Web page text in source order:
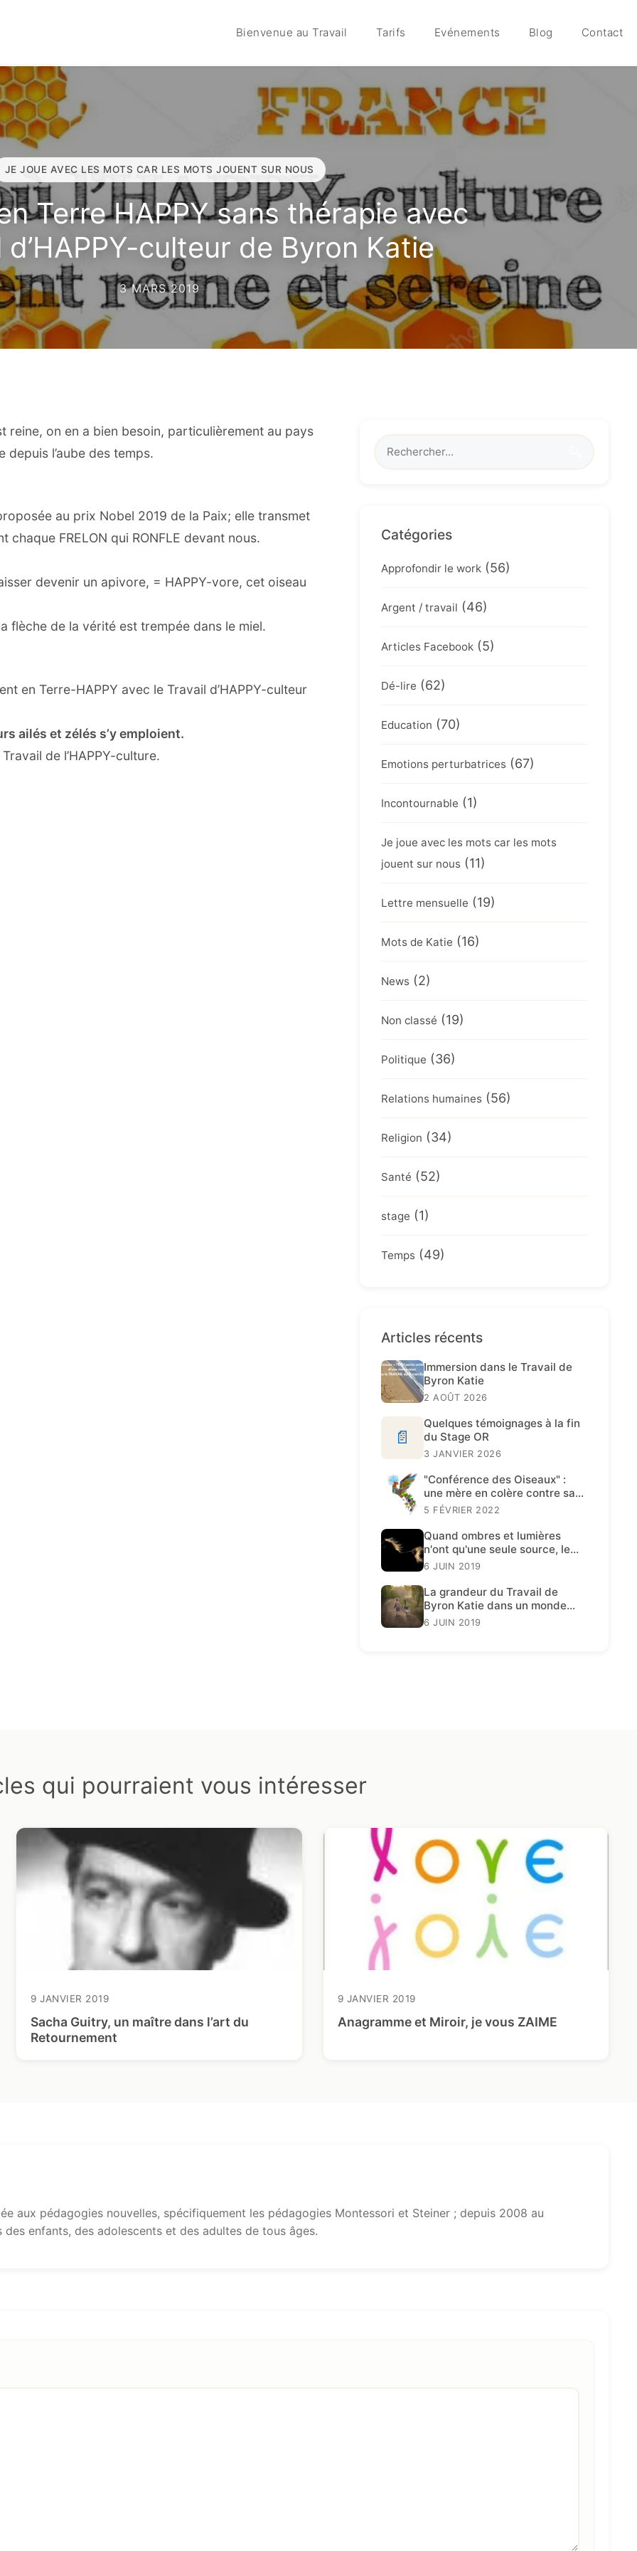
Bienvenue au Travail Tarifs Evénements Blog Contact
JE JOUE AVEC LES MOTS CAR LES MOTS JOUENT SUR NOUS
Terre HAPPY sans thérapie avec
d’HAPPY-culteur de Byron Katie
3 MARS 2019
reine, on en a bien besoin, particulièrement au pays
depuis l’aube des temps.
au prix Nobel 2019 de la Paix; elle transmet
FRELON qui RONFLE devant nous.
devenir un apivore, = HAPPY-vore, cet oiseau
flèche de la vérité est trempée dans le miel.
en Terre-HAPPY avec le Travail d’HAPPY-culteur
ailés et zélés s’y emploient.
de l’HAPPY-culture.
Catégories
Approfondir le work (56)
Argent / travail (46)
Articles Facebook (5)
Dé-lire (62)
Education (70)
Emotions perturbatrices (67)
Incontournable (1)
Je joue avec les mots car les mots
jouent sur nous (11)
Lettre mensuelle (19)
Mots de Katie (16)
News (2)
Non classé (19)
Politique (36)
Relations humaines (56)
Religion (34)
Santé (52)
stage (1)
Temps (49)
Articles récents
Immersion dans le Travail de
Byron Katie
2 AOÛT 2026
📄
Quelques témoignages à la fin
du Stage OR
3 JANVIER 2026
"Conférence des Oiseaux" :
une mère en colère contre sa
fille
5 FÉVRIER 2022
Quand ombres et lumières
n'ont qu'une seule source, le
Travail de Katie est présent.
6 JUIN 2019
La grandeur du Travail de
Byron Katie dans un monde
décadent
6 JUIN 2019
qui pourraient vous intéresser
9 JANVIER 2019
Sacha Guitry, un maître dans l’art du
Retournement
9 JANVIER 2019
Anagramme et Miroir, je vous ZAIME
aux pédagogies nouvelles, spécifiquement les pédagogies Montessori et Steiner ; depuis 2008 au
enfants, des adolescents et des adultes de tous âges.